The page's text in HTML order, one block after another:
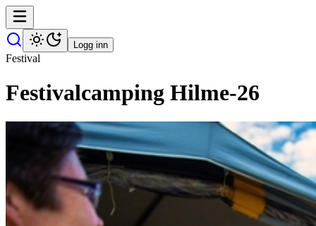
Logg inn
Festival
Festivalcamping Hilme-26